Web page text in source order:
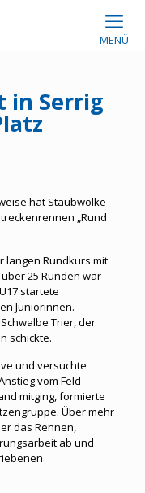
MENÜ
in Serrig
hat Staubwolke-
„Rund
langen Rundkurs mit
25 Runden war
startete
Juniorinnen.
Trier, der
schickte.
und versuchte
vom Feld
mitging, formierte
Über mehr
das Rennen,
ab und